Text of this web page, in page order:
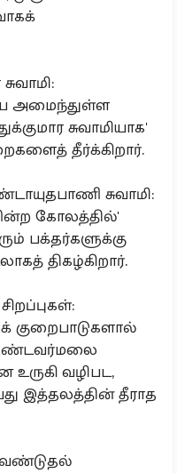
அமைந்துள்ள
சுவாமியாக'
தீர்க்கிறார்.
சுவாமி:
கோலத்தில்'
பக்தர்களுக்கு
திகழ்கிறார்.
குறைபாடுகளால்
வழிபட,
இத்தலத்தின் தீராத